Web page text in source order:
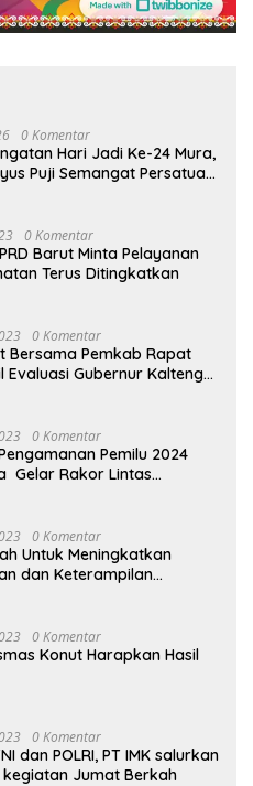
0 Komentar
Hari Jadi Ke-24 Mura,
Puji Semangat Persatuan
0 Komentar
Barut Minta Pelayanan
Terus Ditingkatkan
0 Komentar
Bersama Pemkab Rapat
Evaluasi Gubernur Kalteng
0 Komentar
Pemilu 2024
Gelar Rakor Lintas
0 Komentar
Untuk Meningkatkan
dan Keterampilan
0 Komentar
Konut Harapkan Hasil
0 Komentar
dan POLRI, PT IMK salurkan
Jumat Berkah